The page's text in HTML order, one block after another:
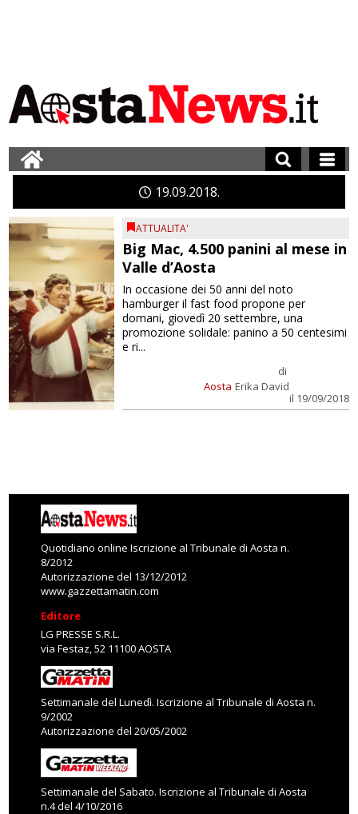
1909 2018
ATTUALITA'
Big Mac, 4.500 panini al mese in
Valle d’Aosta
Aosta
di
Erika David
il 19/09/2018
In occasione dei 50 anni del noto
hamburger il fast food propone per
domani, giovedì 20 settembre, una
promozione solidale: panino a 50 centesimi
e ri...
Quotidiano online Iscrizione al Tribunale di Aosta n.
8/2012
Autorizzazione del 13/12/2012
www.gazzettamatin.com
Editore
LG PRESSE S.R.L.
via Festaz, 52 11100 AOSTA
Settimanale del Lunedì. Iscrizione al Tribunale di Aosta n.
9/2002
Autorizzazione del 20/05/2002
Settimanale del Sabato. Iscrizione al Tribunale di Aosta
n.4 del 4/10/2016